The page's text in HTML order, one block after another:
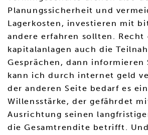
Planungssicherheit und
Lagerkosten, investieren mit
andere erfahren sollten. Recht
kapitalanlagen auch die
Gesprächen, dann informieren
kann ich durch internet geld
der anderen Seite bedarf es
Willensstärke, der gefährdet
Ausrichtung seinen
die Gesamtrendite betrifft.